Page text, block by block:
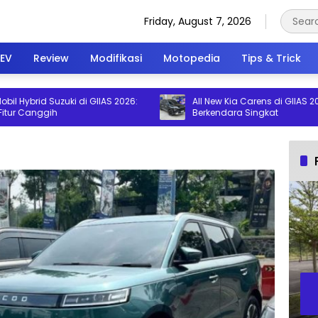
Friday, August 7, 2026
EV Review Modifikasi Motopedia Tips & Trick
Suzuki di GIIAS 2026:
All New Kia Carens di GIIAS 2026:
Berkendara Singkat